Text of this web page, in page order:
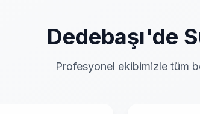
Dedebaşı'de
Profesyonel ekibimizle tüm